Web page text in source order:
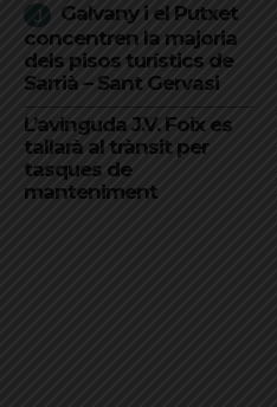
Galvany i el Putxet
concentren la majoria
dels pisos turístics de
Sarrià – Sant Gervasi
L’avinguda J.V. Foix es
tallarà al trànsit per
tasques de
manteniment